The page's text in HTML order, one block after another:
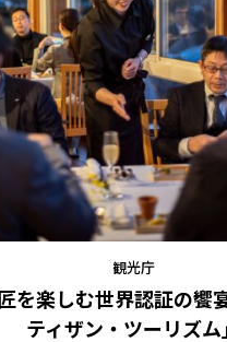
を楽しむ世界認証の饗
ティザン・ツーリズム
観光庁